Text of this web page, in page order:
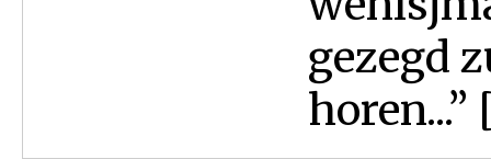
gezegd
horen...”